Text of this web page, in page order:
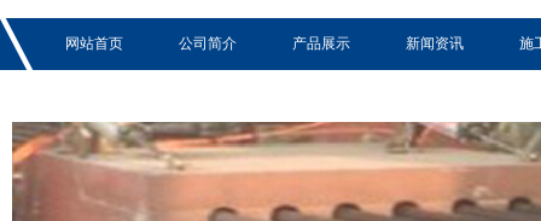
网站首页 公司简介 产品展示 新闻资讯 施